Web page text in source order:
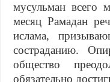
мусульман всего
месяц Рамадан
ислама,
состраданию.
общество
обязательно